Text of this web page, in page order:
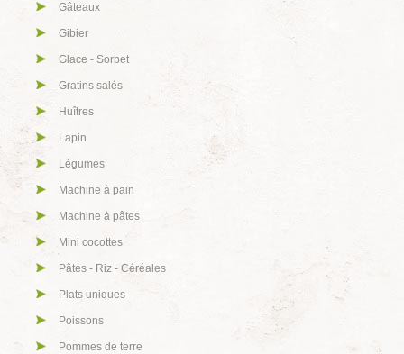
Gâteaux
Gibier
Glace - Sorbet
Gratins salés
Huîtres
Lapin
Légumes
Machine à pain
Machine à pâtes
Mini cocottes
Pâtes - Riz - Céréales
Plats uniques
Poissons
Pommes de terre